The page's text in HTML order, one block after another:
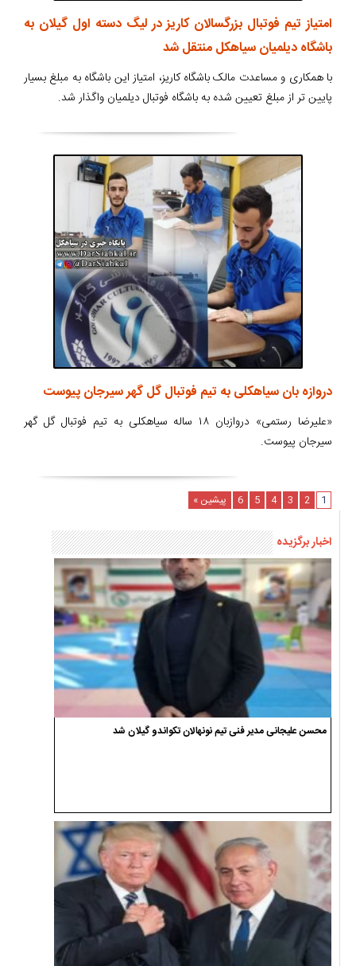
امتیاز تیم فوتبال بزرگسالان کاریز در لیگ دسته اول گیلان به
باشگاه دیلمیان سیاهکل منتقل شد
با همکاری و مساعدت مالک باشگاه کاریز، امتیاز این باشگاه به مبلغ بسیار
پایین تر از مبلغ تعیین شده به باشگاه فوتبال دیلمیان واگذار شد.
دروازه بان سیاهکلی به تیم فوتبال گل گهر سیرجان پیوست
«علیرضا رستمی» دروازبان ۱۸ ساله سیاهکلی به تیم فوتبال گل گهر
سیرجان پیوست.
1
2
3
4
5
6 پیشین »
اخبار برگزیده
محسن علیجانی مدیر فنی تیم نونهالان تکواندو گیلان شد